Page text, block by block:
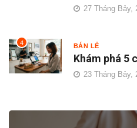
27 Tháng Bảy,
4 BÁN LẺ
Khám phá 5
23 Tháng Bảy,